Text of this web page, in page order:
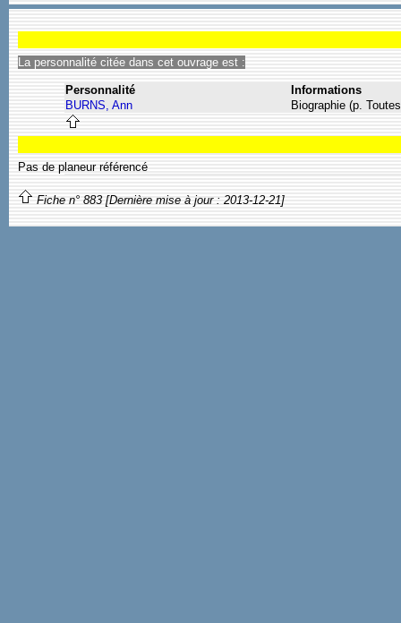
La personnalité citée dans cet ouvrage est :
Personnalité
Informations
BURNS, Ann
Biographie (p.
Pas de planeur référencé
Fiche n° 883 [Dernière mise à jour : 2013-12-21]